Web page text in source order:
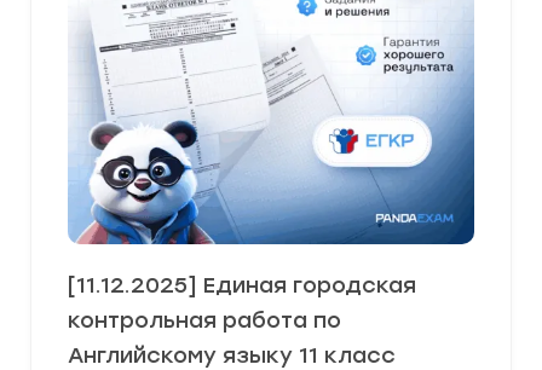
[11.12.2025] Единая городская
контрольная работа по
Английскому языку 11 класс